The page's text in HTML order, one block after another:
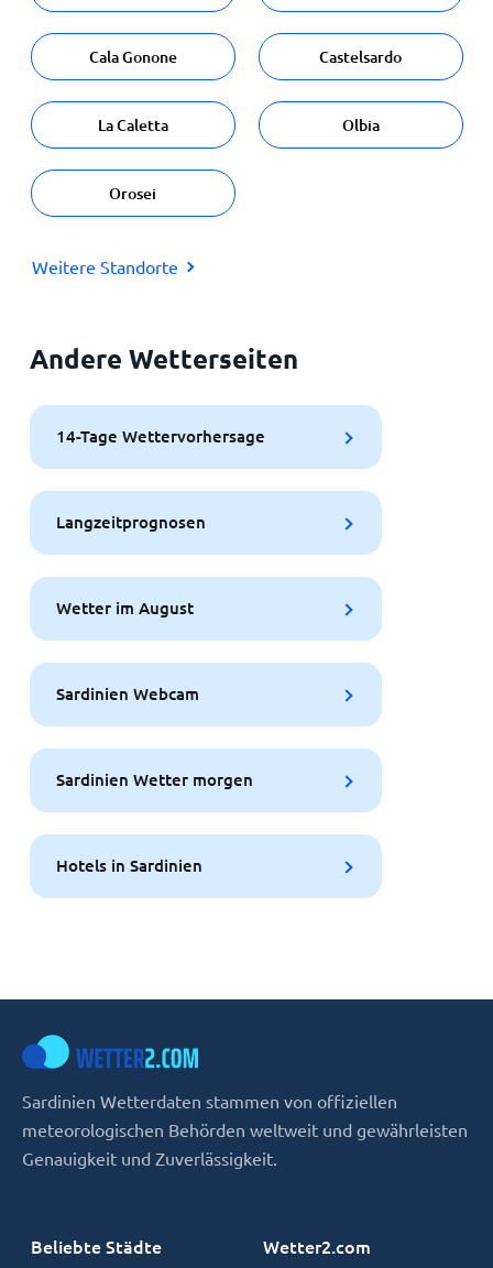
Cala Gonone Castelsardo
La Caletta Olbia
Orosei
Weitere Standorte
Andere Wetterseiten
14-Tage Wettervorhersage
Langzeitprognosen
Wetter im August
Sardinien Webcam
Sardinien Wetter morgen
Hotels in Sardinien
Sardinien Wetterdaten stammen von offiziellen
meteorologischen Behörden weltweit und gewährleisten
Genauigkeit und Zuverlässigkeit.
Beliebte Städte Wetter2.com